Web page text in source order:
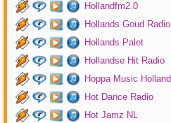
Hollandfm2.0
Hollands Goud Radio
Hollands Palet
Hollandse Hit Radio
Hoppa Music Holland
Hot Dance Radio
Hot Jamz NL